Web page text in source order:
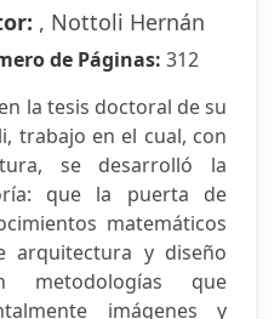
, Nottoli Hernán
de Páginas: 312
la tesis doctoral de su
trabajo en el cual, con
se desarrolló la
que la puerta de
matemáticos
arquitectura y diseño
metodologías que
imágenes y